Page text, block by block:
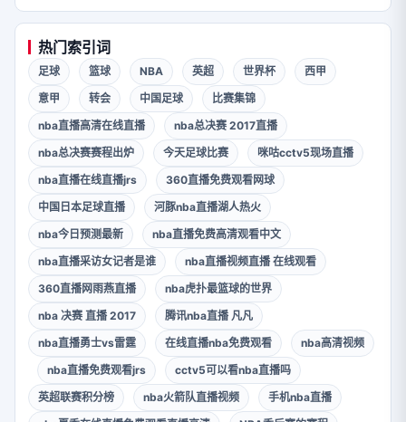
热门索引词
足球 篮球 NBA 英超 世界杯
西甲
意甲
转会 中国足球
比赛集锦
nba直播高清在线直播
nba总决赛 2017直播
nba总决赛赛程出炉
今天足球比赛
咪咕cctv5现场直播
nba直播在线直播jrs
360直播免费观看网球
中国日本足球直播
河豚nba直播湖人热火
nba今日预测最新
nba直播免费高清观看中文
nba直播采访女记者是谁
nba直播视频直播 在线观看
360直播网雨燕直播
nba虎扑最篮球的世界
nba 决赛 直播 2017
腾讯nba直播 凡凡
nba直播勇士vs雷霆
在线直播nba免费观看
nba高清视频
nba直播免费观看jrs
cctv5可以看nba直播吗
英超联赛积分榜
nba火箭队直播视频
手机nba直播